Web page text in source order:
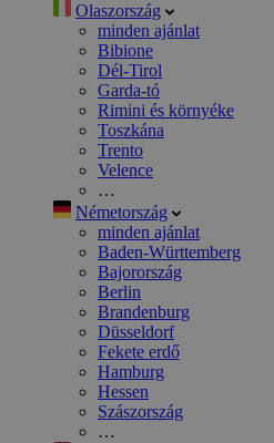
Olaszország
minden ajánlat
Bibione
Dél-Tirol
Garda-tó
Rimini és környéke
Toszkána
Trento
Velence
…
Németország
minden ajánlat
Baden-Württemberg
Bajorország
Berlin
Brandenburg
Düsseldorf
Fekete erdő
Hamburg
Hessen
Szászország
…